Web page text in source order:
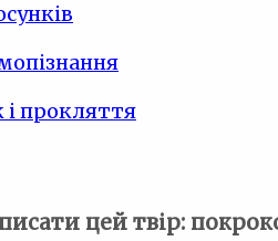
прокляття
цей твір: